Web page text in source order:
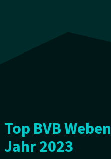
Top BVB
Jahr 2023